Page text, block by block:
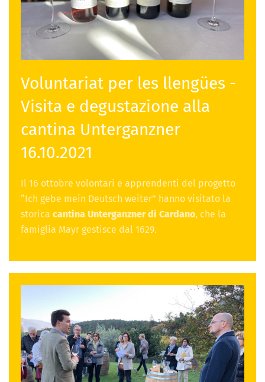
Voluntariat per les llengües -
Visita e degustazione alla
cantina Unterganzner
16.10.2021
Il 16 ottobre volontari e apprendenti del progetto
“Ich gebe mein Deutsch weiter” hanno visitato la
storica cantina Unterganzner di Cardano, che la
famiglia Mayr gestisce dal 1629.